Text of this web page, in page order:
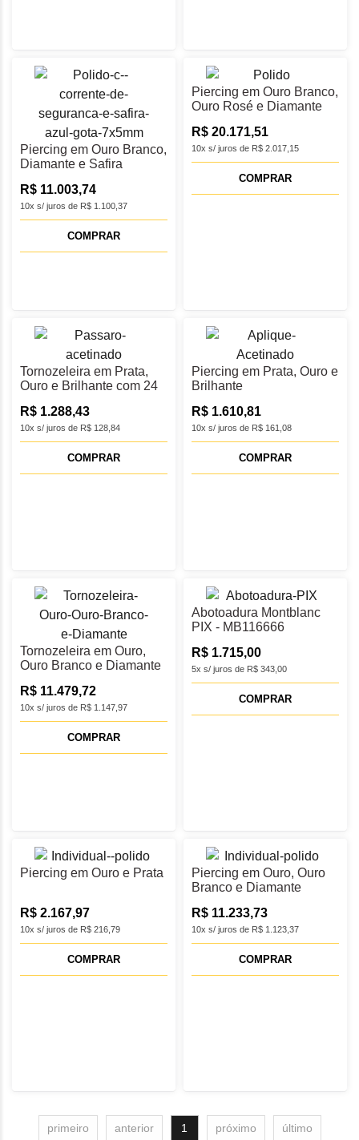
Piercing em Ouro Branco,
Diamante e Safira
10x s/ juros de R$ 1.100,37
R$ 11.003,74
COMPRAR
Piercing em Ouro Branco,
Ouro Rosé e Diamante
10x s/ juros de R$ 2.017,15
R$ 20.171,51
COMPRAR
Tornozeleira em Prata,
Ouro e Brilhante com 24
10x s/ juros de R$ 128,84
R$ 1.288,43
COMPRAR
Piercing em Prata, Ouro e
Brilhante
10x s/ juros de R$ 161,08
R$ 1.610,81
COMPRAR
Tornozeleira em Ouro,
Ouro Branco e Diamante
10x s/ juros de R$ 1.147,97
R$ 11.479,72
COMPRAR
Abotoadura Montblanc
PIX - MB116666
5x s/ juros de R$ 343,00
R$ 1.715,00
COMPRAR
Piercing em Ouro e Prata
10x s/ juros de R$ 216,79
R$ 2.167,97
COMPRAR
Piercing em Ouro, Ouro
Branco e Diamante
10x s/ juros de R$ 1.123,37
R$ 11.233,73
COMPRAR
primeiro anterior 1 próximo último